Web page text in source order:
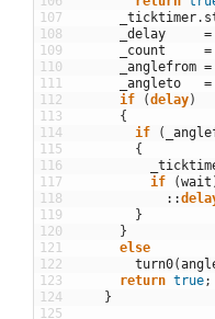
107
108
109
110
111
112
113
114
115
116
117
118
119
120
121
122
123
124
125
_ticktimer.
_delay
=
_count
=
_anglefrom =
_angleto
=
if
(delay)
{
if
(
{
if
(wait
::
}
}
else
turn0(
return true;
}